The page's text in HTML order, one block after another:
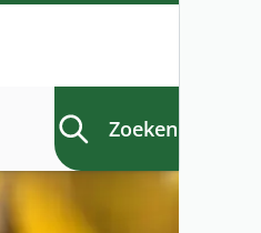
Zoeken